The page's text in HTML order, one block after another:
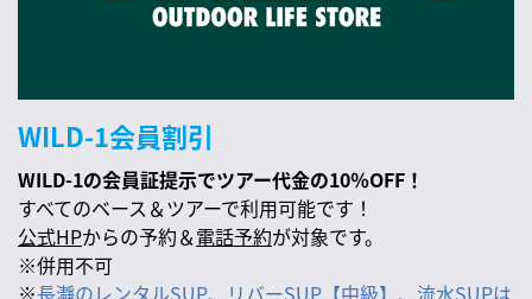
WILD-1会員割引
WILD-1の会員証提示でツアー代金の10％OFF！
すべてのベース＆ツアーで利用可能です！
公式HPからの予約＆電話予約が対象です。
※併用不可